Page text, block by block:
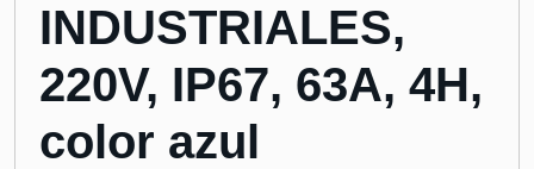
INDUSTRIALES,
220V, IP67, 63A, 4H,
color azul